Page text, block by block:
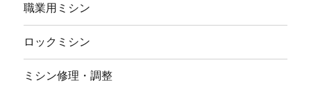
職業用ミシン
ロックミシン
ミシン修理・調整